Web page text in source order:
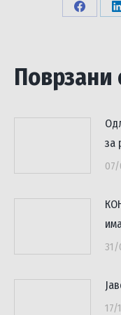
Share
Поврзани
за
31/
17/